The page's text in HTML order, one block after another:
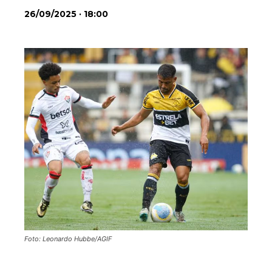
26/09/2025 · 18:00
Foto: Leonardo Hubbe/AGIF